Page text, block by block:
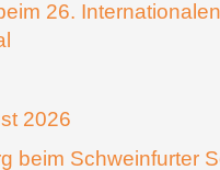
26. Internationalen
2026
beim Schweinfurter